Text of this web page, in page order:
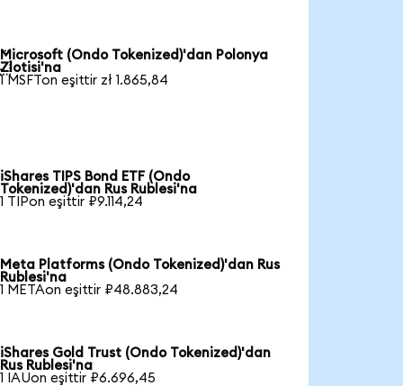
Microsoft (Ondo Tokenized)'dan Polonya
Zlotisi'na
1 MSFTon eşittir zł 1.865,84
iShares TIPS Bond ETF (Ondo
Tokenized)'dan Rus Rublesi'na
1 TIPon eşittir ₽9.114,24
Meta Platforms (Ondo Tokenized)'dan Rus
Rublesi'na
1 METAon eşittir ₽48.883,24
iShares Gold Trust (Ondo Tokenized)'dan
Rus Rublesi'na
1 IAUon eşittir ₽6.696,45